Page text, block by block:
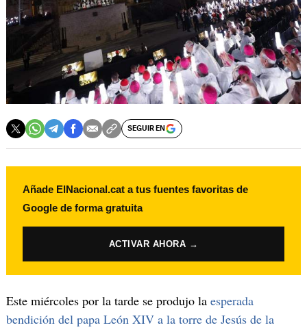
SEGUIR EN
Añade ElNacional.cat a tus fuentes favoritas de
Google de forma gratuita
ACTIVAR AHORA →
Este miércoles por la tarde se produjo la esperada
bendición del papa León XIV a la torre de Jesús de la